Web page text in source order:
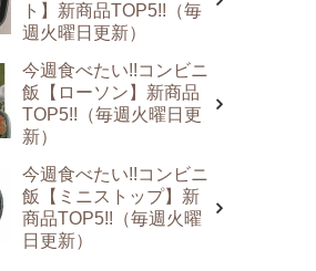
ト】新商品TOP5!!（毎
週火曜日更新）
今週食べたい!!コンビニ
飯【ローソン】新商品
TOP5!!（毎週火曜日更
新）
今週食べたい!!コンビニ
飯【ミニストップ】新
商品TOP5!!（毎週火曜
日更新）